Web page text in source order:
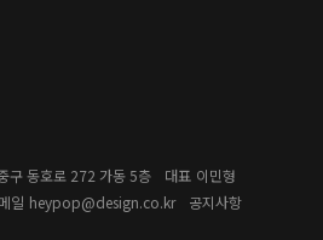
구 동호로 272 가동 5층 대표 이민형
일 heypop@design.co.kr
공지사항